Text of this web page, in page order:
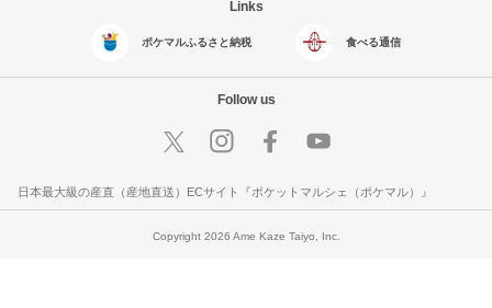
Links
ポケマルふるさと納税 食べる通信
Follow us
日本最大級の産直（産地直送）ECサイト『ポケットマルシェ（ポケマル）』
Copyright 2026 Ame Kaze Taiyo, Inc.